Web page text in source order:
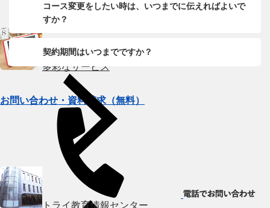
多彩なサービス
トライ教育情報センター
コース変更をしたい時は、いつまでに伝えればよいで
すか？
契約期間はいつまでですか？
お問い合わせ・資料請求（無料）